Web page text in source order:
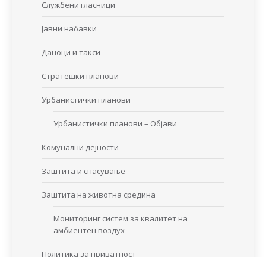
Службени гласници
Јавни набавки
Даноци и такси
Стратешки планови
Урбанистички планови
Урбанистички планови – Објави
Комунални дејности
Заштита и спасување
Заштита на животна средина
Мониторинг систем за квалитет на
амбиентен воздух
Политика за приватност